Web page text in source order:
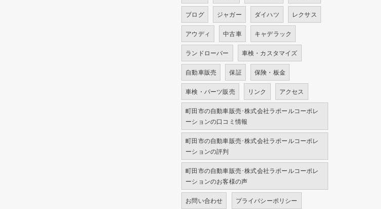
ブログ ジャガー ダイハツ レクサス
アウディ 中古車 キャデラック
ランドローバー 車検・カスタマイズ
自動車販売 保証 保険・板金
車検・パーツ販売 リンク アクセス
町田市の自動車販売･株式会社ラポールコーポレ
ーションの口コミ情報
町田市の自動車販売･株式会社ラポールコーポレ
ーションの評判
町田市の自動車販売･株式会社ラポールコーポレ
ーションのお客様の声
お問い合わせ プライバシーポリシー